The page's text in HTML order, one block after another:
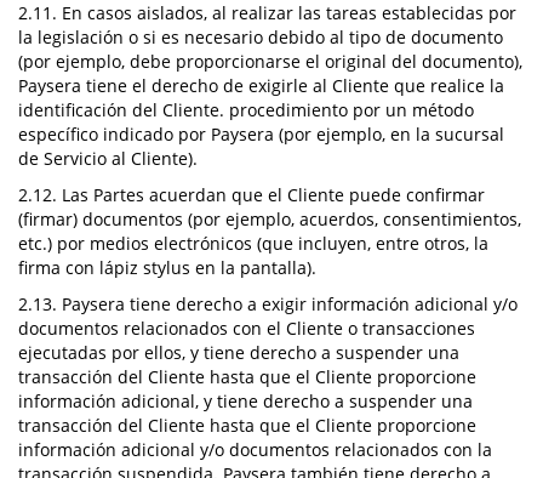
2.11. En casos aislados, al realizar las tareas establecidas por
la legislación o si es necesario debido al tipo de documento
(por ejemplo, debe proporcionarse el original del documento),
Paysera tiene el derecho de exigirle al Cliente que realice la
identificación del Cliente. procedimiento por un método
específico indicado por Paysera (por ejemplo, en la sucursal
de Servicio al Cliente).
2.12. Las Partes acuerdan que el Cliente puede confirmar
(firmar) documentos (por ejemplo, acuerdos, consentimientos,
etc.) por medios electrónicos (que incluyen, entre otros, la
firma con lápiz stylus en la pantalla).
2.13. Paysera tiene derecho a exigir información adicional y/o
documentos relacionados con el Cliente o transacciones
ejecutadas por ellos, y tiene derecho a suspender una
transacción del Cliente hasta que el Cliente proporcione
información adicional, y tiene derecho a suspender una
transacción del Cliente hasta que el Cliente proporcione
información adicional y/o documentos relacionados con la